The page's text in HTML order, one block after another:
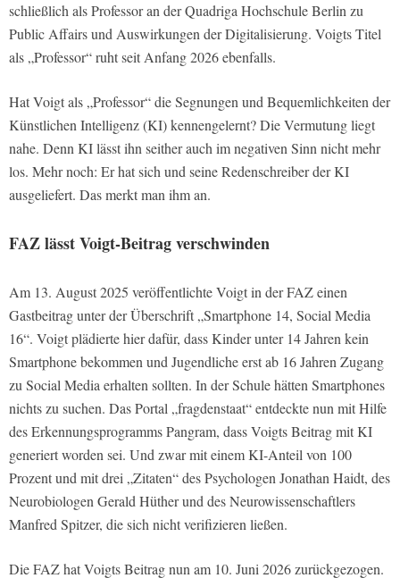
schließlich als Professor an der Quadriga Hochschule Berlin zu
Public Affairs und Auswirkungen der Digitalisierung. Voigts Titel
als „Professor“ ruht seit Anfang 2026 ebenfalls.
Hat Voigt als „Professor“ die Segnungen und Bequemlichkeiten der
Künstlichen Intelligenz (KI) kennengelernt? Die Vermutung liegt
nahe. Denn KI lässt ihn seither auch im negativen Sinn nicht mehr
los. Mehr noch: Er hat sich und seine Redenschreiber der KI
ausgeliefert. Das merkt man ihm an.
FAZ lässt Voigt-Beitrag verschwinden
Am 13. August 2025 veröffentlichte Voigt in der FAZ einen
Gastbeitrag unter der Überschrift „Smartphone 14, Social Media
16“. Voigt plädierte hier dafür, dass Kinder unter 14 Jahren kein
Smartphone bekommen und Jugendliche erst ab 16 Jahren Zugang
zu Social Media erhalten sollten. In der Schule hätten Smartphones
nichts zu suchen. Das Portal „fragdenstaat“ entdeckte nun mit Hilfe
des Erkennungsprogramms Pangram, dass Voigts Beitrag mit KI
generiert worden sei. Und zwar mit einem KI-Anteil von 100
Prozent und mit drei „Zitaten“ des Psychologen Jonathan Haidt, des
Neurobiologen Gerald Hüther und des Neurowissenschaftlers
Manfred Spitzer, die sich nicht verifizieren ließen.
Die FAZ hat Voigts Beitrag nun am 10. Juni 2026 zurückgezogen.